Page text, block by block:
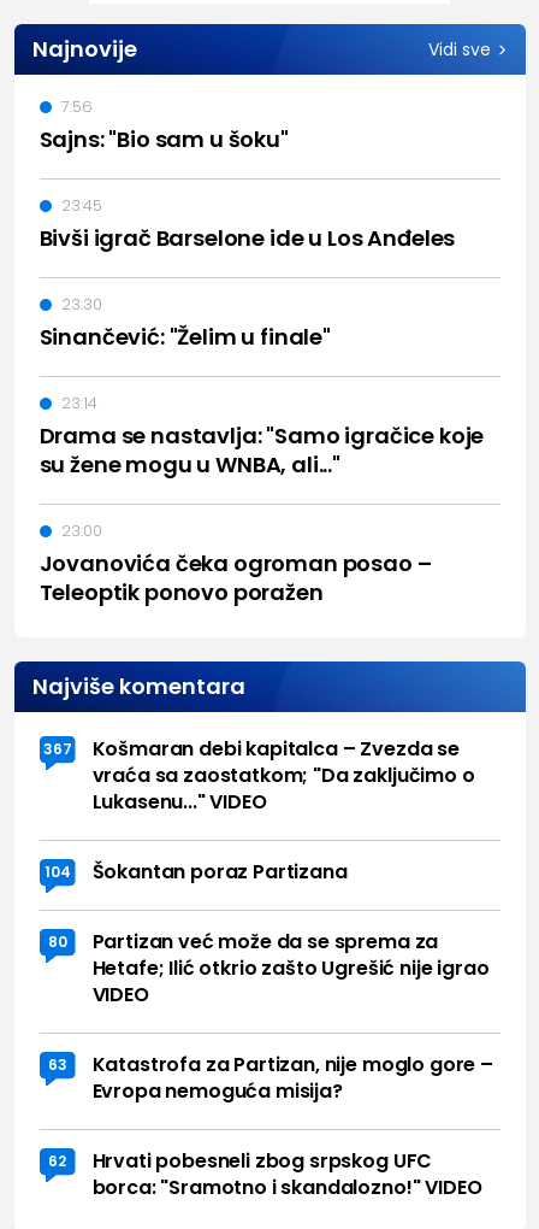
Najnovije Vidi sve
Sajns: "Bio sam u šoku"
7:56
Bivši igrač Barselone ide u Los Anđeles
23:45
Sinančević: "Želim u finale"
23:30
Drama se nastavlja: "Samo igračice koje
su žene mogu u WNBA, ali..."
23:14
Jovanovića čeka ogroman posao –
Teleoptik ponovo poražen
23:00
Najviše komentara
367
Košmaran debi kapitalca – Zvezda se
vraća sa zaostatkom; "Da zaključimo o
Lukasenu..." VIDEO
104 Šokantan poraz Partizana
80
Partizan već može da se sprema za
Hetafe; Ilić otkrio zašto Ugrešić nije igrao
VIDEO
63
Katastrofa za Partizan, nije moglo gore –
Evropa nemoguća misija?
62
Hrvati pobesneli zbog srpskog UFC
borca: "Sramotno i skandalozno!" VIDEO